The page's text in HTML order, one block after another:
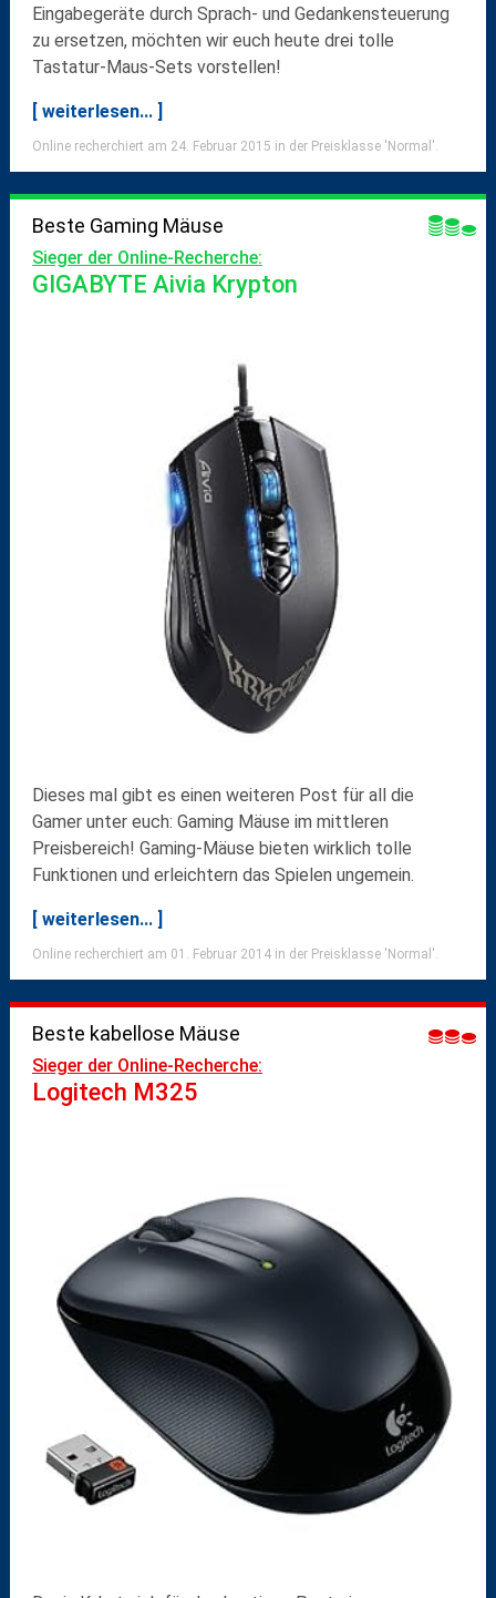
Eingabegeräte durch Sprach- und Gedankensteuerung
zu ersetzen, möchten wir euch heute drei tolle
Tastatur-Maus-Sets vorstellen!
[ weiterlesen... ]
Online recherchiert am 24. Februar 2015 in der Preisklasse 'Normal'.
Beste Gaming Mäuse
Sieger der Online-Recherche:
GIGABYTE Aivia Krypton
Dieses mal gibt es einen weiteren Post für all die
Gamer unter euch: Gaming Mäuse im mittleren
Preisbereich! Gaming-Mäuse bieten wirklich tolle
Funktionen und erleichtern das Spielen ungemein.
[ weiterlesen... ]
Online recherchiert am 01. Februar 2014 in der Preisklasse 'Normal'.
Beste kabellose Mäuse
Sieger der Online-Recherche:
Logitech M325